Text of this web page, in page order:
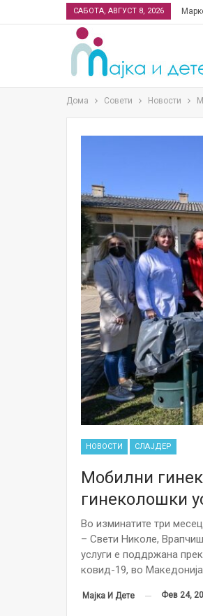
САБОТА, АВГУСТ 8, 2026
Дома Совети Новости
НОВОСТИ СЛАЈДЕР
Мобилни
гинеколошки
Во изминатите три
– Свети Николе,
услуги е поддржана
ковид-19, во
Мајка И Дете Фев 24,